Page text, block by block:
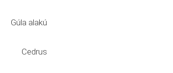
Gúla alakú
Cedrus